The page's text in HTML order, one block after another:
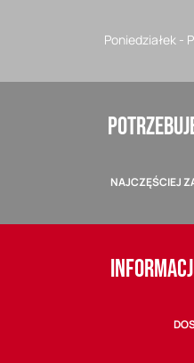
Poniedziałek -
NAJCZĘŚCIEJ